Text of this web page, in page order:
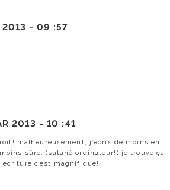
2013 -09 :57
2013 -10 :41
malheureusement, j’écris de moins en
sûre..(satané ordinateur!) je trouve ça
c’est magnifique!